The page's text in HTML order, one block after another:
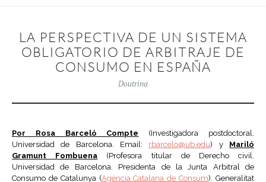
LA PERSPECTIVA DE UN SISTEMA
OBLIGATORIO DE ARBITRAJE DE
CONSUMO EN ESPAÑA
Doutrina
Por Rosa Barceló Compte (Investigadora postdoctoral.
Universidad de Barcelona. Email: rbarcelo@ub.edu) y Mariló
Gramunt Fombuena (Profesora titular de Derecho civil.
Universidad de Barcelona. Presidenta de la Junta Arbitral de
Consumo de Catalunya (Agència Catalana de Consum). Generalitat